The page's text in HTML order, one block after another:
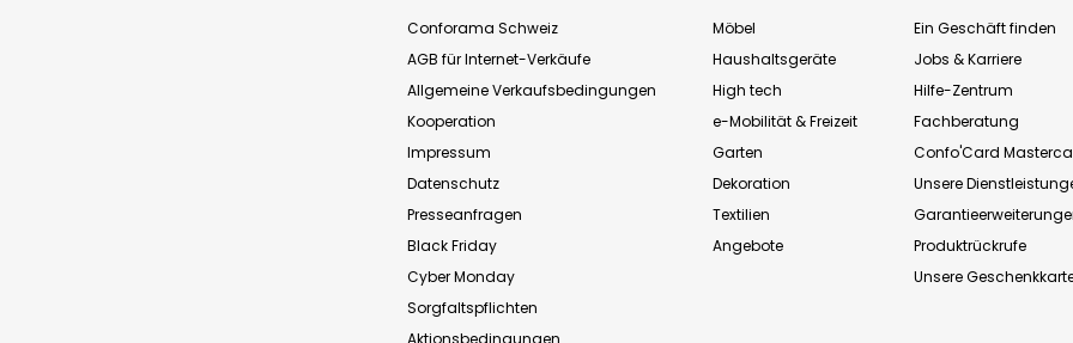
Conforama Schweiz
AGB für Internet-Verkäufe
Allgemeine Verkaufsbedingungen
Kooperation
Impressum
Datenschutz
Presseanfragen
Black Friday
Cyber Monday
Sorgfaltspflichten
Möbel
Haushaltsgeräte
High tech
e-Mobilität & Freizeit
Garten
Dekoration
Textilien
Angebote
Ein Geschäft finden
Jobs & Karriere
Hilfe-Zentrum
Fachberatung
Confo'Card
Unsere
Produktrückrufe
Unsere